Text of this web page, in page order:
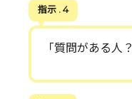
指示 . 4
「質問がある人？